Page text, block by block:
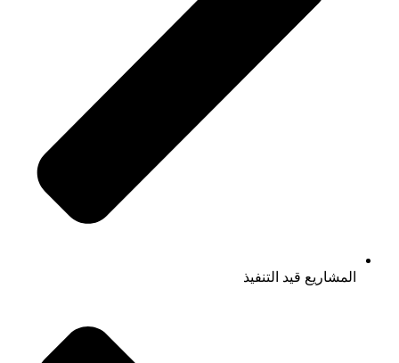
المشاريع قيد التنفيذ